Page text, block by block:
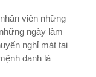
viên những
ngày làm
nghỉ mát tại
danh là